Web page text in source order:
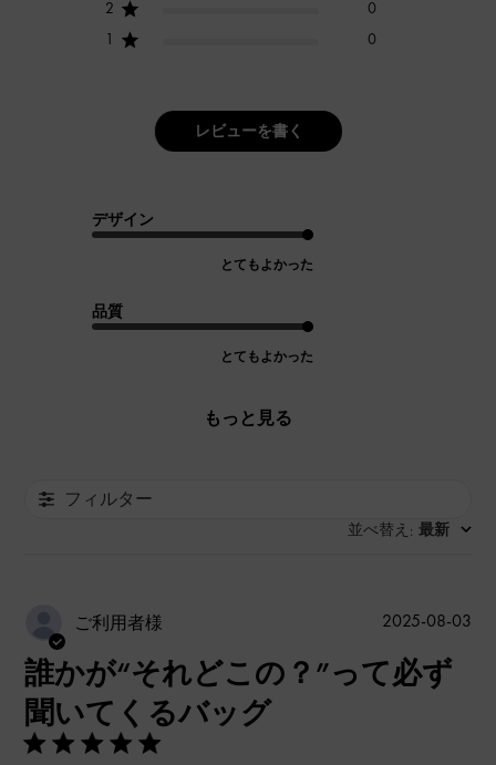
2
0
1
0
レビューを書く
デザイン
とてもよかった
品質
とてもよかった
もっと見る
フィルター
並べ替え : 最新
ご利用者様
誰かが“それどこの？”って必ず
聞いてくるバッグ
公
2025-08-03